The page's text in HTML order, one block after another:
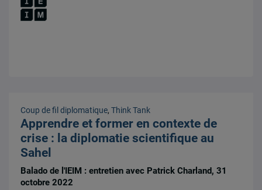
Coup de fil diplomatique,Think Tank
Apprendre et former en contexte de
crise : la diplomatie scientifique au
Sahel
Balado de l'IEIM : entretien avec Patrick Charland, 31
octobre 2022